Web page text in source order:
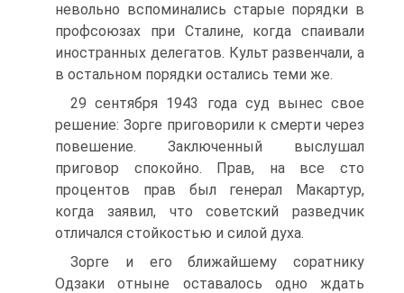
невольно вспоминались старые порядки в
профсоюзах при Сталине, когда спаивали
иностранных делегатов. Культ развенчали, а
в остальном порядки остались теми же.
29 сентября 1943 года суд вынес свое
решение: Зорге приговорили к смерти через
повешение. Заключенный выслушал
приговор спокойно. Прав, на все сто
процентов прав был генерал Макартур,
когда заявил, что советский разведчик
отличался стойкостью и силой духа.
Зорге и его ближайшему соратнику
Одзаки отныне оставалось одно ждать